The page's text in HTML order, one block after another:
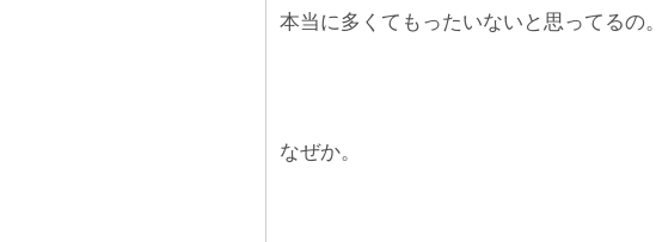
本当に多くてもったいないと思ってるの。
なぜか。